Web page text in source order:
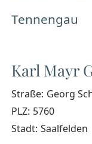
Tennengau
Karl Mayr
Straße: Georg
PLZ: 5760
Stadt: Saalfelden